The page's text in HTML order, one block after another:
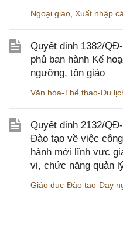
Ngoại giao Xuất nhập
Quyết định 1382/
phủ ban hành Kế
ngưỡng, tôn giáo
Văn hóa-Thể thao-Du
Quyết định 2132/
Đào tạo về việc
hành mới lĩnh vực
vi, chức năng quản
Giáo dục-Đào tạo-Dạy